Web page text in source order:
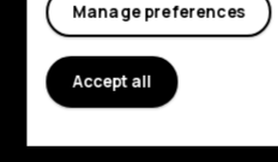
Support
FacebookInstagram
Tiktok
Manage preferences
Accept all